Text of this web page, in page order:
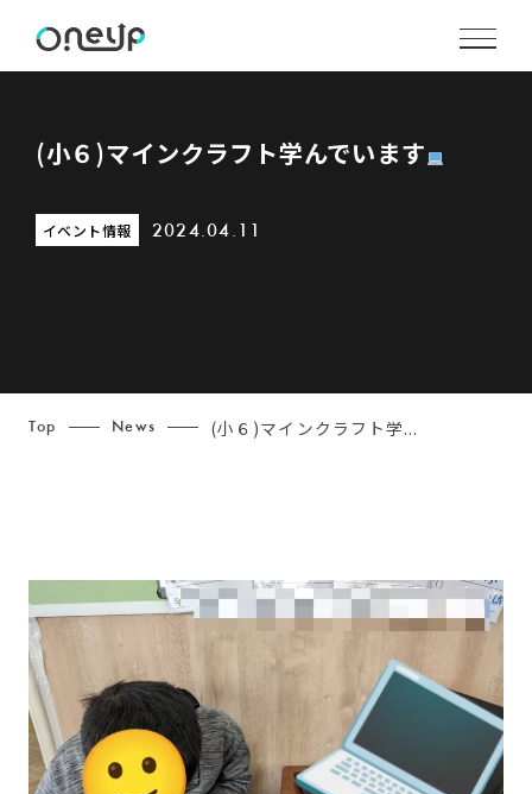
(小６)マインクラフト学んでいます
イベント情報 2024.04.11
Top News (小６)マインクラフト学...